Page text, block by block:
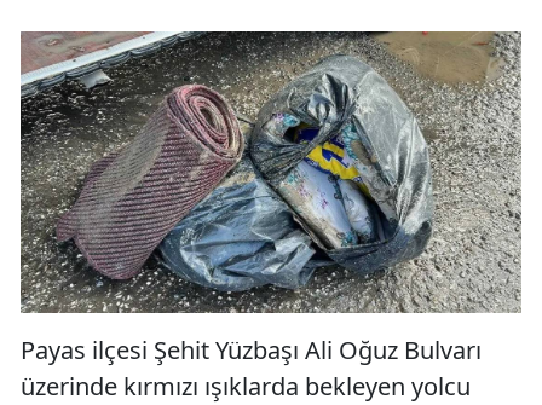
Payas ilçesi Şehit Yüzbaşı Ali Oğuz Bulvarı
üzerinde kırmızı ışıklarda bekleyen yolcu